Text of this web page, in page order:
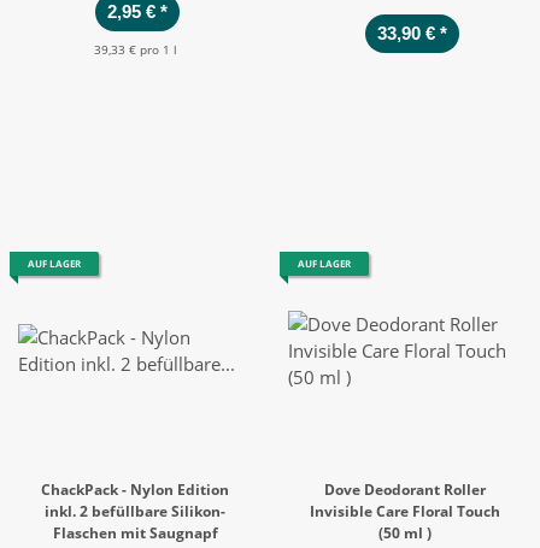
2,95 €*
39,33 € pro 1 l
33,90 €*
AUF LAGER
ChackPack - Nylon Edition
inkl. 2 befüllbare Silikon-
Flaschen mit Saugnapf
AUF LAGER
Dove Deodorant Roller
Invisible Care Floral Touch
(50 ml )